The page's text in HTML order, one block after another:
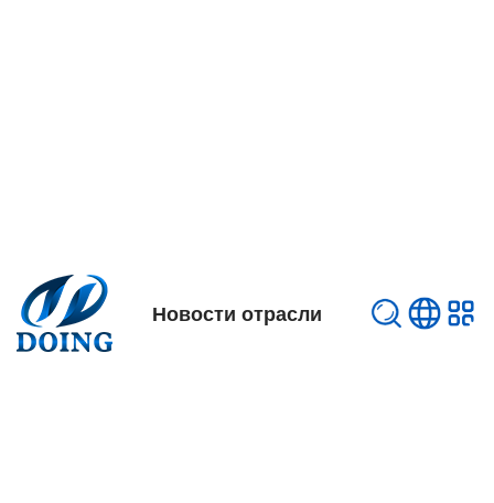
Новости отрасли